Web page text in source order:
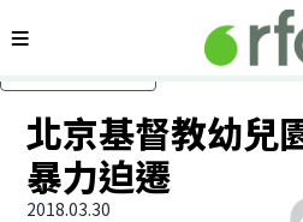
內容分類
北京基督教幼兒
暴力迫遷
2018.03.30